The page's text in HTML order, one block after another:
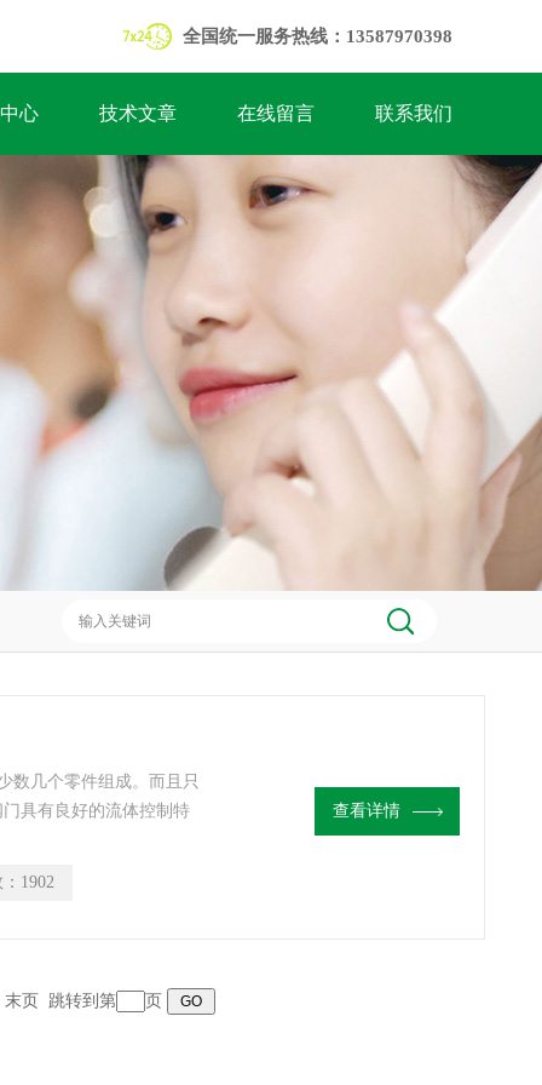
全国统一服务热线：13587970398
心 技术文章 在线留言 联系我们
数几个零件组成。而且只
具有良好的流体控制特
1902
查看详情
页 跳转到第 页